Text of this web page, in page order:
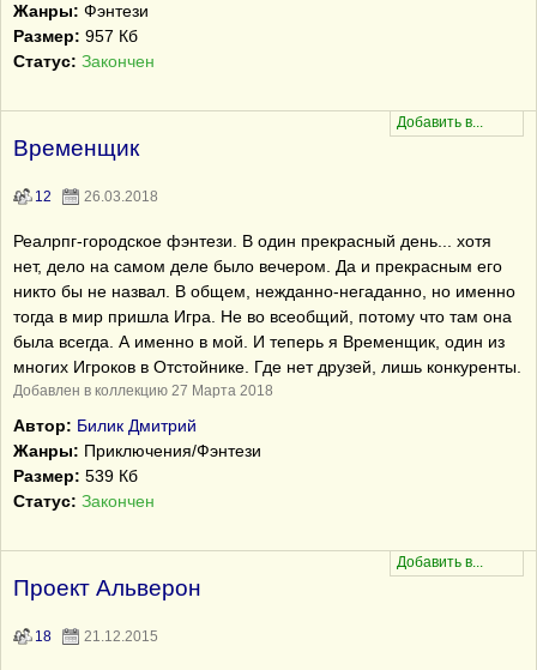
Жанры: Фэнтези
Размер: 957 Кб
Статус: Закончен
Временщик
12 26.03.2018
Реалрпг-городское фэнтези. В один прекрасный день... хотя
нет, дело на самом деле было вечером. Да и прекрасным его
никто бы не назвал. В общем, нежданно-негаданно, но именно
тогда в мир пришла Игра. Не во всеобщий, потому что там она
была всегда. А именно в мой. И теперь я Временщик, один из
многих Игроков в Отстойнике. Где нет друзей, лишь конкуренты.
Добавлен в коллекцию 27 Марта 2018
Автор: Билик Дмитрий
Жанры: Приключения/Фэнтези
Размер: 539 Кб
Статус: Закончен
Проект Альверон
18 21.12.2015